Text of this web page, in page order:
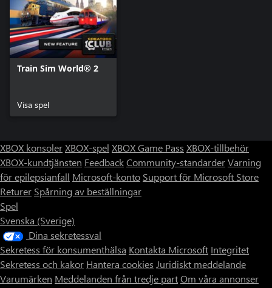
Train Sim World® 2
Visa spel
XBOX konsolerXBOX-spel XBOX Game Pass XBOX-tillbehör
XBOX-kundtjänsten FeedbackCommunity-standarderVarning
för epilepsianfall Microsoft-konto Support för Microsoft Store
Returer Spårning av beställningar
Spel
Svenska (Sverige)
Dina sekretessval
Sekretess för konsumenthälsa Kontakta Microsoft Integritet
Sekretess och kakor Hantera cookies Juridiskt meddelande
Varumärken Meddelanden från tredje partOm våra annonser